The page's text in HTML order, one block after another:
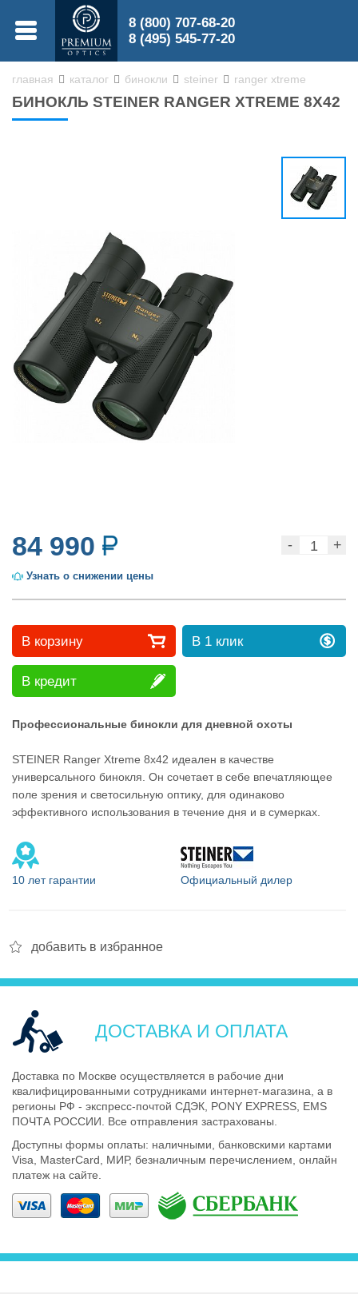
МЕНЮ
0
0
Зрительные
трубы
Коллиматорные
прицелы
Оптические
прицелы
Тепловизионные
Тепловизионные
прицелы
8 (800) 707-68-20
8 (495) 545-77-20
главная каталог бинокли steiner ranger xtreme
БИНОКЛЬ STEINER RANGER XTREME 8X42
84 990
Узнать о снижении цены
В корзину В 1 клик
Профессиональные бинокли для дневной охоты
STEINER Ranger Xtreme 8x42 идеален в качестве
универсального бинокля. Он сочетает в себе впечатляющее
поле зрения и светосильную оптику, для одинаково
эффективного использования в течение дня и в сумерках.
Официальный дилер
10 лет гарантии
добавить в избранное
ДОСТАВКА И ОПЛАТА
Доставка по Москве осуществляется в рабочие дни
квалифицированными сотрудниками интернет-магазина, а в
регионы РФ - экспресс-почтой СДЭК, PONY EXPRESS, EMS
ПОЧТА РОССИИ. Все отправления застрахованы.
Доступны формы оплаты: наличными, банковскими картами
Visa, MasterCard, МИР, безналичным перечислением, онлайн
платеж на сайте.